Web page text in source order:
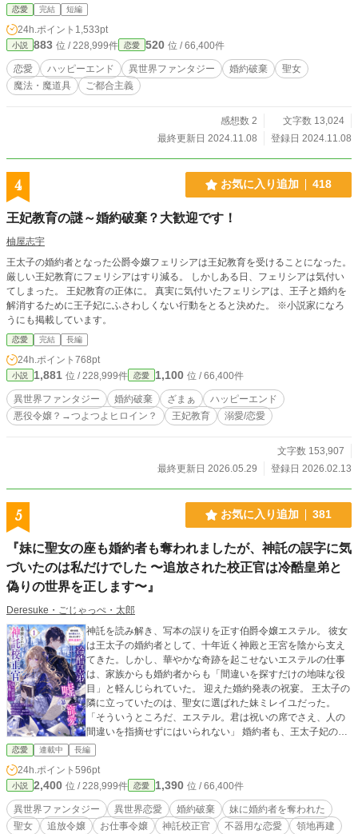
恋愛 完結 短編
24h.ポイント 1,533pt
小説 883 位 / 228,999件 恋愛 520 位 / 66,400件
恋愛 ハッピーエンド 異世界ファンタジー 婚約破棄
聖女
魔法・魔道具
ご都合主義
感想数 2
文字数 13,024
最終更新日 2024.11.08
登録日 2024.11.08
4 お気に入り追加 418
王妃教育の謎～婚約破棄？大歓迎です！
柚屋志宇
王太子の婚約者となった公爵令嬢フェリシアは王妃教育を受けることになった。
厳しい王妃教育にフェリシアはすり減る。 しかしある日、フェリシアは気付い
てしまった。 王妃教育の正体に。 真実に気付いたフェリシアは、王子と婚約を
解消するために王子妃にふさわしくない行動をとると決めた。 ※小説家になろ
うにも掲載しています。
恋愛 完結 長編
24h.ポイント 768pt
小説 1,881 位 / 228,999件 恋愛 1,100 位 / 66,400件
異世界ファンタジー 婚約破棄 ざまぁ
ハッピーエンド
悪役令嬢？→つよつよヒロイン？
王妃教育 溺愛/恋愛
文字数 153,907
最終更新日 2026.05.29
登録日 2026.02.13
5 お気に入り追加 381
『妹に聖女の座も婚約者も奪われましたが、神託の誤字に気
づいたのは私だけでした 〜追放された校正官は冷酷皇弟と
偽りの世界を正します〜』
Deresuke・ごじゃっぺ・太郎
神託を読み解き、写本の誤りを正す伯爵令嬢エステル。 彼女
は王太子の婚約者として、十年近く神殿と王宮を陰から支え
てきた。しかし、華やかな奇跡を起こせないエステルの仕事
は、家族からも婚約者からも「間違いを探すだけの地味な役
目」と軽んじられていた。 迎えた婚約発表の祝宴。 王太子の
隣に立っていたのは、聖女に選ばれた妹ミレイユだった。
「そういうところだ、エステル。君は祝いの席でさえ、人の
間違いを指摘せずにはいられない」 婚約者も、王太子妃の座
も、家族の期待も妹に奪われたエステルは、さらに神託を改
竄したという濡れ衣を着せられ、国外追放を言い渡される。
吹雪の北境へ送られる途中、魔獣に襲われた彼女を救ったの
は、隣国レーヴェン帝国の皇弟アルブレヒトだった。 冷酷無
比な「北の処刑人」と恐れられる彼は、なぜかエステルの罪
状書を一読しただけで言い放つ。 「この文章は矛盾してい
恋愛 連載中 長編
24h.ポイント 596pt
小説 2,400 位 / 228,999件 恋愛 1,390 位 / 66,400件
異世界ファンタジー 異世界恋愛 婚約破棄
妹に婚約者を奪われた
聖女
追放令嬢 お仕事令嬢 神託校正官 不器用な恋愛 領地再建